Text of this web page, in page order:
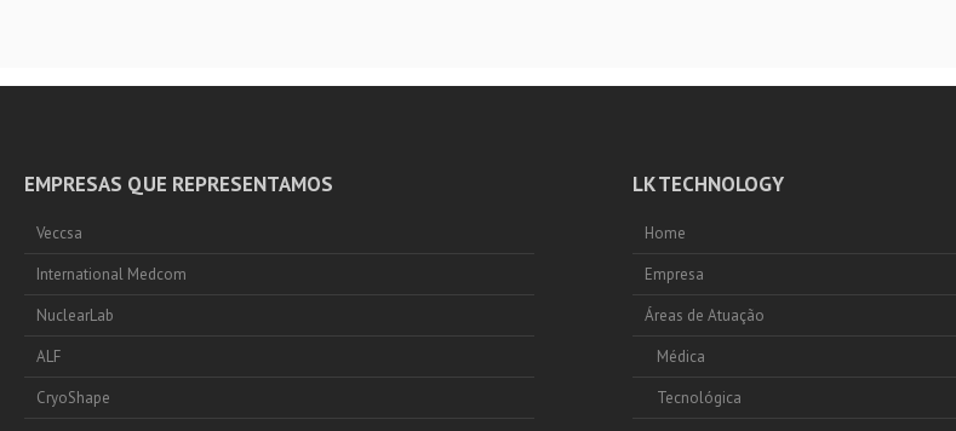
EMPRESAS QUE REPRESENTAMOS
Veccsa
International Medcom
NuclearLab
ALF
CryoShape
LK TECHNOLOGY
Home
Empresa
Áreas de Atuação
Médica
Tecnológica